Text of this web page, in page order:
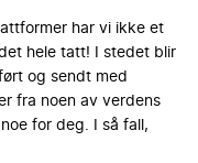
har vi ikke et
hele tatt! I stedet blir
og sendt med
fra noen av verdens
for deg. I så fall,